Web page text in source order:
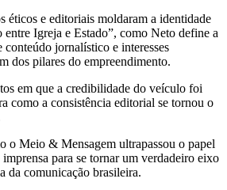
éticos e editoriais moldaram a identidade
entre Igreja e Estado”, como Neto define a
conteúdo jornalístico e interesses
dos pilares do empreendimento.
em que a credibilidade do veículo foi
como a consistência editorial se tornou o
o Meio & Mensagem ultrapassou o papel
para se tornar um verdadeiro eixo
da comunicação brasileira.